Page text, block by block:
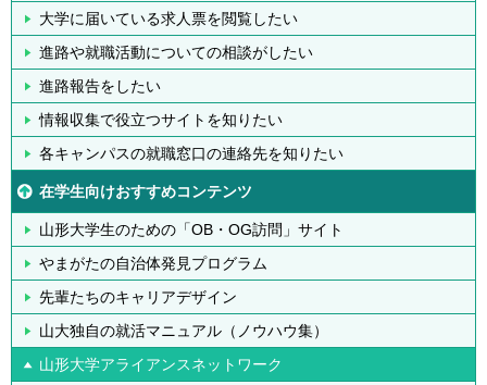
大学に届いている求人票を閲覧したい
進路や就職活動についての相談がしたい
進路報告をしたい
情報収集で役立つサイトを知りたい
各キャンパスの就職窓口の連絡先を知りたい
在学生向けおすすめコンテンツ
山形大学生のための「OB・OG訪問」サイト
やまがたの自治体発見プログラム
先輩たちのキャリアデザイン
山大独自の就活マニュアル（ノウハウ集）
山形大学アライアンスネットワーク